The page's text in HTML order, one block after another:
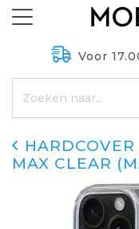
Voor
MAX CLEAR